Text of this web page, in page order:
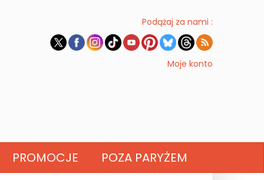
Podążaj za nami :
Moje konto
PROMOCJE POZA PARYŻEM